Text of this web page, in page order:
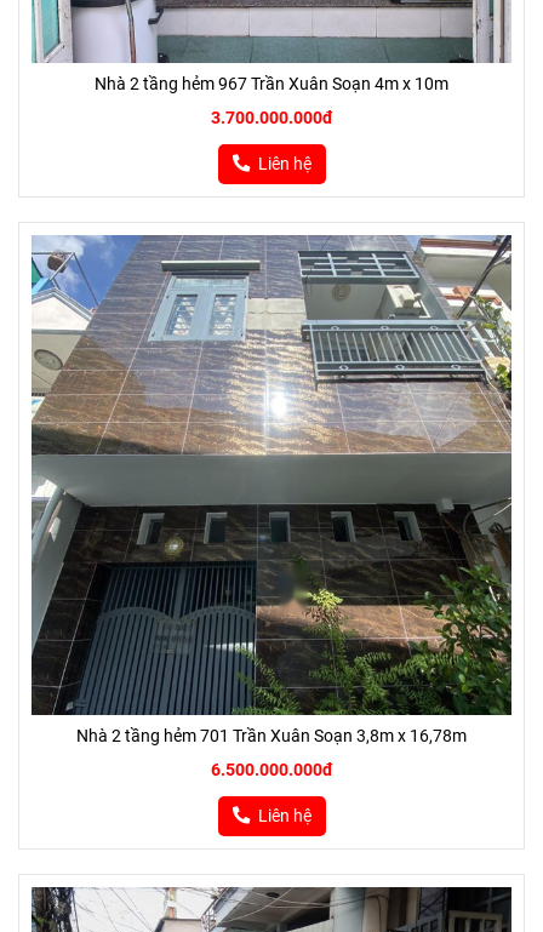
Nhà 2 tầng hẻm 967 Trần Xuân Soạn 4m x 10m
3.700.000.000đ
Liên hệ
Nhà 2 tầng hẻm 701 Trần Xuân Soạn 3,8m x 16,78m
6.500.000.000đ
Liên hệ